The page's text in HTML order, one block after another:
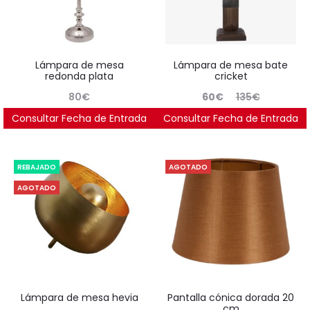
lámpara de mesa
redonda plata
80€
Consultar Fecha de Entrada
lámpara de mesa bate
cricket
135€
El
precio
era:
60€
precio
es:
60€.
Ahorras:62€ (55.6%)
Consultar Fecha de Entrada
REBAJADO
AGOTADO
lámpara de mesa hevia
AGOTADO
pantalla cónica dorada 20